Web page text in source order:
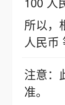
所以，
人民币
注意：
准。